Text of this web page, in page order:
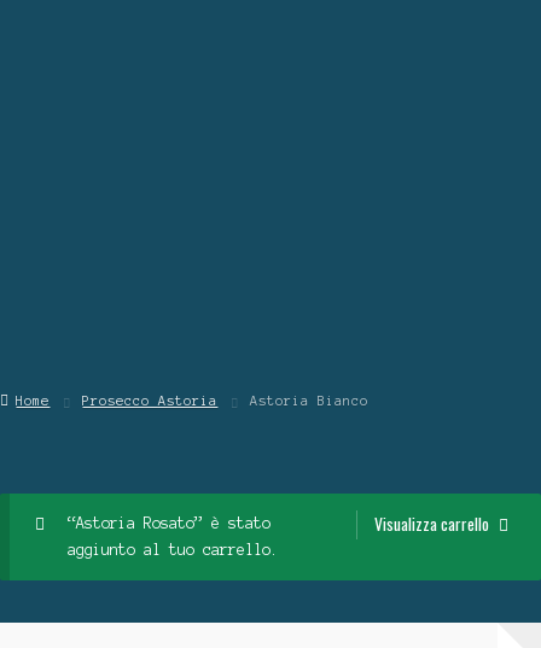
Home Prosecco Astoria Astoria Bianco
Visualizza carrello
“Astoria Rosato” è stato
aggiunto al tuo carrello.